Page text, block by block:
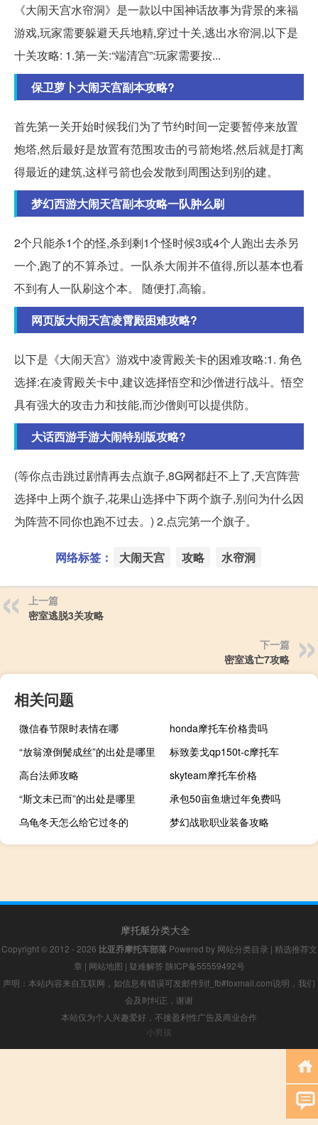
《大闹天宫水帘洞》是一款以中国神话故事为背景的来福
游戏,玩家需要躲避天兵地精,穿过十关,逃出水帘洞,以下是
十关攻略: 1.第一关:“端清宫”:玩家需要按...
保卫萝卜大闹天宫副本攻略?
首先第一关开始时候我们为了节约时间一定要暂停来放置
炮塔,然后最好是放置有范围攻击的弓箭炮塔,然后就是打离
得最近的建筑,这样弓箭也会发散到周围达到别的建。
梦幻西游大闹天宫副本攻略一队肿么刷
2个只能杀1个的怪,杀到剩1个怪时候3或4个人跑出去杀另
一个,跑了的不算杀过。一队杀大闹并不值得,所以基本也看
不到有人一队刷这个本。 随便打,高输。
网页版大闹天宫凌霄殿困难攻略?
以下是《大闹天宫》游戏中凌霄殿关卡的困难攻略:1. 角色
选择:在凌霄殿关卡中,建议选择悟空和沙僧进行战斗。悟空
具有强大的攻击力和技能,而沙僧则可以提供防。
大话西游手游大闹特别版攻略?
(等你点击跳过剧情再去点旗子,8G网都赶不上了,天宫阵营
选择中上两个旗子,花果山选择中下两个旗子,别问为什么因
为阵营不同你也跑不过去。) 2.点完第一个旗子。
网络标签： 大闹天宫 攻略 水帘洞
上一篇
密室逃脱3关攻略
下一篇
密室逃亡7攻略
相关问题
微信春节限时表情在哪
honda摩托车价格贵吗
“放翁潦倒鬓成丝”的出处是哪里
标致姜戈qp150t-c摩托车
高台法师攻略
skyteam摩托车价格
“斯文未已而”的出处是哪里
承包50亩鱼塘过年免费吗
乌龟冬天怎么给它过冬的
梦幻战歌职业装备攻略
摩托艇分类大全
Copyright © 2012 - 2026 比亚乔摩托车部落Powered by 网站分类目录 | 精选推荐文
章 | 网站地图 | 疑难解答 陕ICP备55559492号
声明：本站内容来自互联网，如信息有错误可发邮件到f_fb#foxmail.com说明，我们
会及时纠正，谢谢
本站仅为个人兴趣爱好，不接盈利性广告及商业合作
小男孩